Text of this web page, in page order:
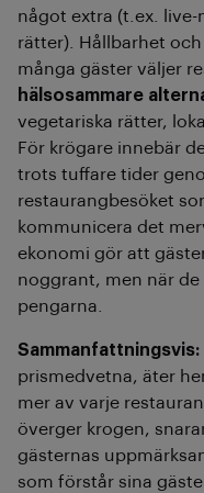
något extra (t.ex.
rätter). Hållbarhet
många gäster väljer
hälsosammare
vegetariska rätter,
För krögare innebär
trots tuffare tider
restaurangbesöket
kommunicera det
ekonomi gör att
noggrant, men när
pengarna.
Sammanfattningsvis:
prismedvetna, äter
mer av varje
överger krogen,
gästernas
som förstår sina